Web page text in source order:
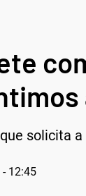
solicita
12:45